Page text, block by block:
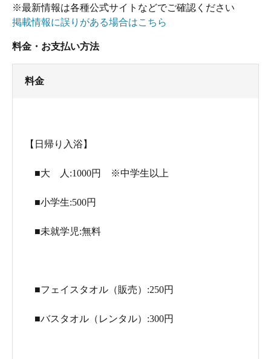
受付の方が、申し訳なさそうに
「温度の高い方の源泉が詰まってしまって、今はぬるい
うトラブルウィルカム！
温度がぬるくなっている＝加温設備のない、天然そのも
だから心の中でガッツポーズ！
※最新情報は各種公式サイトなどでご確認ください
掲載情報に誤りがある場合はこちら
料金・お支払い方法
料金
【日帰り入浴】
■大 人:1000円 ※中学生以上
■小学生:500円
■未就学児:無料
■フェイスタオル（販売）:250円
■バスタオル（レンタル）:300円